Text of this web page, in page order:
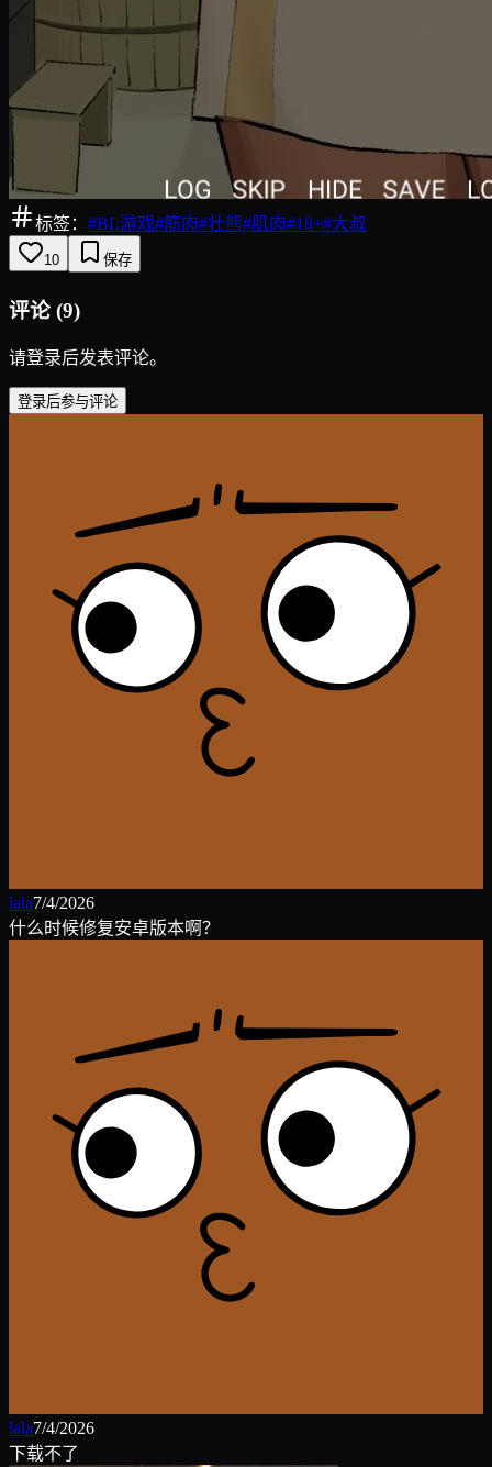
标签： #BL游戏#筋肉#壮熊#肌肉#18+#大叔
10 保存
评论 (9)
请登录后发表评论。
登录后参与评论
lala7/4/2026
什么时候修复安卓版本啊？
lala7/4/2026
下载不了